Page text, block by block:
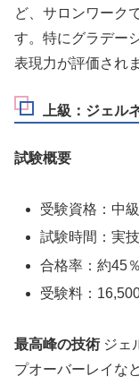
ど、サロンワーク
す。特にグラデー
表現力が評価され
上級：ジェル
試験概要
受験資格：中
試験時間：実
合格率：約45％
受験料：
最高峰の技術 ジェ
プオーバーレイな